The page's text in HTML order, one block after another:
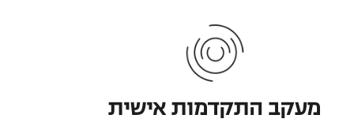
מעקב התקדמות אישית